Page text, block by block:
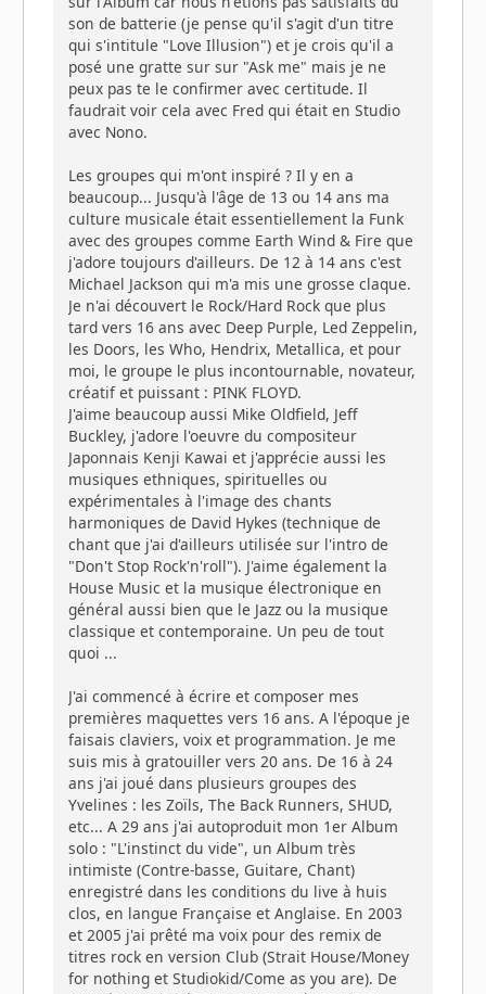
son de batterie (je pense qu'il s'agit d'un titre
qui s'intitule "Love Illusion") et je crois qu'il a
posé une gratte sur sur "Ask me" mais je ne
peux pas te le confirmer avec certitude. Il
faudrait voir cela avec Fred qui était en Studio
avec Nono.
Les groupes qui m'ont inspiré ? Il y en a
beaucoup... Jusqu'à l'âge de 13 ou 14 ans ma
culture musicale était essentiellement la Funk
avec des groupes comme Earth Wind & Fire que
j'adore toujours d'ailleurs. De 12 à 14 ans c'est
Michael Jackson qui m'a mis une grosse claque.
Je n'ai découvert le Rock/Hard Rock que plus
tard vers 16 ans avec Deep Purple, Led Zeppelin,
les Doors, les Who, Hendrix, Metallica, et pour
moi, le groupe le plus incontournable, novateur,
créatif et puissant : PINK FLOYD.
J'aime beaucoup aussi Mike Oldfield, Jeff
Buckley, j'adore l'oeuvre du compositeur
Japonnais Kenji Kawai et j'apprécie aussi les
musiques ethniques, spirituelles ou
expérimentales à l'image des chants
harmoniques de David Hykes (technique de
chant que j'ai d'ailleurs utilisée sur l'intro de
"Don't Stop Rock'n'roll"). J'aime également la
House Music et la musique électronique en
général aussi bien que le Jazz ou la musique
classique et contemporaine. Un peu de tout
quoi ...
J'ai commencé à écrire et composer mes
premières maquettes vers 16 ans. A l'époque je
faisais claviers, voix et programmation. Je me
suis mis à gratouiller vers 20 ans. De 16 à 24
ans j'ai joué dans plusieurs groupes des
Yvelines : les Zoïls, The Back Runners, SHUD,
etc... A 29 ans j'ai autoproduit mon 1er Album
solo : "L'instinct du vide", un Album très
intimiste (Contre-basse, Guitare, Chant)
enregistré dans les conditions du live à huis
clos, en langue Française et Anglaise. En 2003
et 2005 j'ai prêté ma voix pour des remix de
titres rock en version Club (Strait House/Money
for nothing et Studiokid/Come as you are). De